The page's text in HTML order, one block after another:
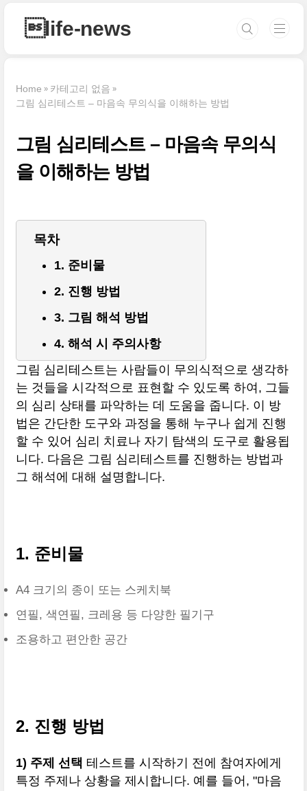
life-news
Home
카테고리 없음
그림 심리테스트 – 마음속 무의식을 이해하는 방법
그림 심리테스트 – 마음속 무의식
을 이해하는 방법
목차
1. 준비물
2. 진행 방법
3. 그림 해석 방법
4. 해석 시 주의사항
그림 심리테스트는 사람들이 무의식적으로 생각하
는 것들을 시각적으로 표현할 수 있도록 하여, 그들
의 심리 상태를 파악하는 데 도움을 줍니다. 이 방
법은 간단한 도구와 과정을 통해 누구나 쉽게 진행
할 수 있어 심리 치료나 자기 탐색의 도구로 활용됩
니다. 다음은 그림 심리테스트를 진행하는 방법과
그 해석에 대해 설명합니다.
1. 준비물
A4 크기의 종이 또는 스케치북
연필, 색연필, 크레용 등 다양한 필기구
조용하고 편안한 공간
2. 진행 방법
1) 주제 선택 테스트를 시작하기 전에 참여자에게
특정 주제나 상황을 제시합니다. 예를 들어, "마음